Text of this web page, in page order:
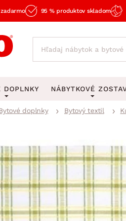
95 % produktov skladom
DOPLNKY
Stropné osvetlenie
Lustre a závesné
Stojacie lampy
Zobrazit vše
NÁBYTKOVÉ
Kancelárske
Detské
Predsieňové
doplnky Bytový textil